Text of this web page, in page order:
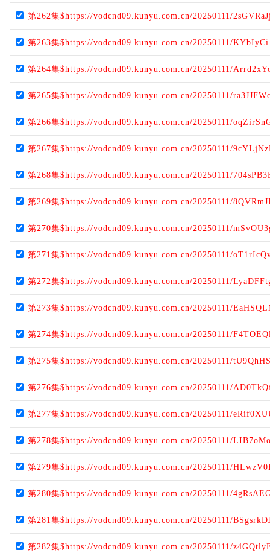
第262集$https://vodcnd09.kunyu.com.cn/20250111/
第263集$https://vodcnd09.kunyu.com.cn/20250111/
第264集$https://vodcnd09.kunyu.com.cn/20250111/
第265集$https://vodcnd09.kunyu.com.cn/20250111/
第266集$https://vodcnd09.kunyu.com.cn/20250111/
第267集$https://vodcnd09.kunyu.com.cn/20250111/
第268集$https://vodcnd09.kunyu.com.cn/20250111/
第269集$https://vodcnd09.kunyu.com.cn/20250111/
第270集$https://vodcnd09.kunyu.com.cn/20250111/
第271集$https://vodcnd09.kunyu.com.cn/20250111/
第272集$https://vodcnd09.kunyu.com.cn/20250111/
第273集$https://vodcnd09.kunyu.com.cn/20250111/
第274集$https://vodcnd09.kunyu.com.cn/20250111/
第275集$https://vodcnd09.kunyu.com.cn/20250111/
第276集$https://vodcnd09.kunyu.com.cn/20250111/
第277集$https://vodcnd09.kunyu.com.cn/20250111/
第278集$https://vodcnd09.kunyu.com.cn/20250111/
第279集$https://vodcnd09.kunyu.com.cn/20250111/
第280集$https://vodcnd09.kunyu.com.cn/20250111/
第281集$https://vodcnd09.kunyu.com.cn/20250111/
第282集$https://vodcnd09.kunyu.com.cn/20250111/